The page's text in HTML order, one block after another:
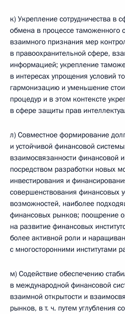
к) Укрепление сотрудничества в
обмена в процессе таможенного
взаимного признания мер
в правоохранительной сфере,
информацией; укрепление
в интересах упрощения условий
гармонизацию и уменьшение
процедур и в этом контексте
в сфере защиты прав
л) Совместное формирование
и устойчивой финансовой
взаимосвязанности финансовой
посредством разработки новых
инвестирования и
совершенствования финансовых
возможностей, наиболее
финансовых рынков; поощрение
на развитие финансовых
более активной роли и
с многосторонними институтами
м) Содействие обеспечению
в международной финансовой
взаимной открытости и
рынков, в т. ч. путем углубления